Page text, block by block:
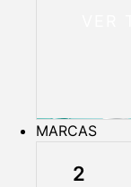
MARCAS
2